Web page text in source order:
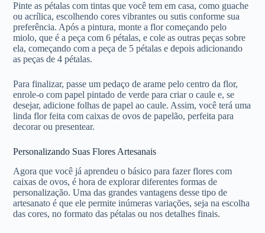
Pinte as pétalas com tintas que você tem em casa, como guache
ou acrílica, escolhendo cores vibrantes ou sutis conforme sua
preferência. Após a pintura, monte a flor começando pelo
miolo, que é a peça com 6 pétalas, e cole as outras peças sobre
ela, começando com a peça de 5 pétalas e depois adicionando
as peças de 4 pétalas.
Para finalizar, passe um pedaço de arame pelo centro da flor,
enrole-o com papel pintado de verde para criar o caule e, se
desejar, adicione folhas de papel ao caule. Assim, você terá uma
linda flor feita com caixas de ovos de papelão, perfeita para
decorar ou presentear.
Personalizando Suas Flores Artesanais
Agora que você já aprendeu o básico para fazer flores com
caixas de ovos, é hora de explorar diferentes formas de
personalização. Uma das grandes vantagens desse tipo de
artesanato é que ele permite inúmeras variações, seja na escolha
das cores, no formato das pétalas ou nos detalhes finais.